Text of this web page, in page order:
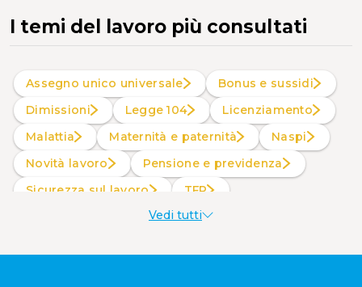
I temi del lavoro più consultati
Assegno unico universale
Bonus e sussidi
Dimissioni
Legge 104
Licenziamento
Malattia
Maternità e paternità
Naspi
Novità lavoro
Pensione e previdenza
Sicurezza sul lavoro
TFR
Vedi tutti